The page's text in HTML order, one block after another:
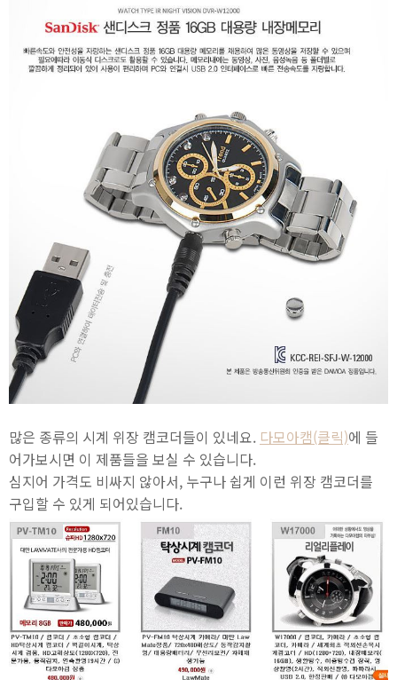
많은 종류의 시계 위장 캠코더들이 있네요. 다모아캠(클릭)에 들
어가보시면 이 제품들을 보실 수 있습니다.
심지어 가격도 비싸지 않아서, 누구나 쉽게 이런 위장 캠코더를
구입할 수 있게 되어있습니다.